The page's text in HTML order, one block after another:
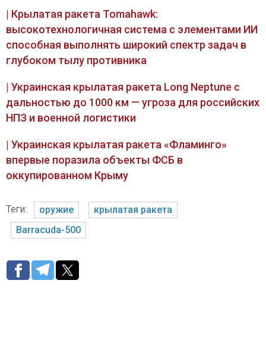
| Крылатая ракета Tomahawk:
высокотехнологичная система с элементами ИИ
способная выполнять широкий спектр задач в
глубоком тылу противника
| Украинская крылатая ракета Long Neptune с
дальностью до 1000 км — угроза для российских
НПЗ и военной логистики
| Украинская крылатая ракета «Фламинго»
впервые поразила объекты ФСБ в
оккупированном Крыму
Теги: оружие
крылатая ракета
Barracuda-500